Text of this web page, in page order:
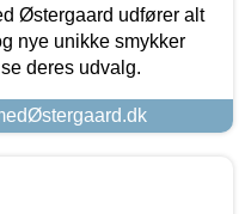
Østergaard udfører alt
nye unikke smykker
deres udvalg.